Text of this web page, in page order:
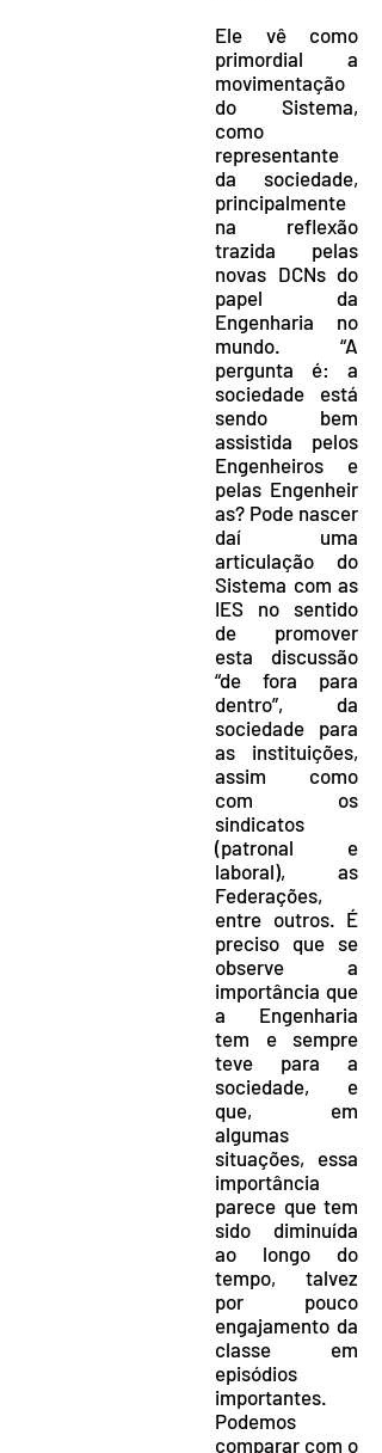
Ele vê como
primordial a
movimentação
do Sistema,
como
representante
da sociedade,
principalmente
na reflexão
trazida pelas
novas DCNs do
papel da
Engenharia no
mundo. “A
pergunta é: a
sociedade está
sendo bem
assistida pelos
Engenheiros e
pelas Engenheir
as? Pode nascer
daí uma
articulação do
Sistema com as
IES no sentido
de promover
esta discussão
“de fora para
dentro”, da
sociedade para
as instituições,
assim como
com os
sindicatos
(patronal e
laboral), as
Federações,
entre outros. É
preciso que se
observe a
importância que
a Engenharia
tem e sempre
teve para a
sociedade, e
que, em
algumas
situações, essa
importância
parece que tem
sido diminuída
ao longo do
tempo, talvez
por pouco
engajamento da
classe em
episódios
importantes.
Podemos
comparar com o